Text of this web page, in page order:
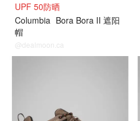
UPF 50防晒
Columbia Bora Bora II 遮阳
帽
@dealmoon.ca